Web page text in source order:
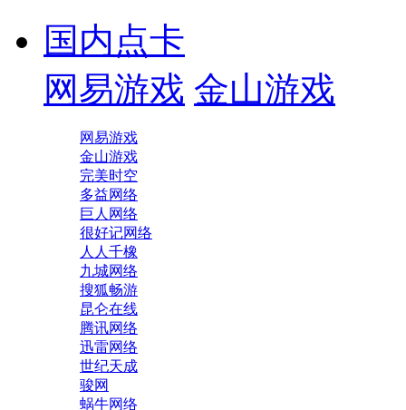
国内点卡
网易游戏 金山游戏
网易游戏
金山游戏
完美时空
多益网络
巨人网络
很好记网络
人人千橡
九城网络
搜狐畅游
昆仑在线
腾讯网络
迅雷网络
世纪天成
骏网
蜗牛网络